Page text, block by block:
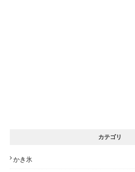
カテゴリ
かき氷